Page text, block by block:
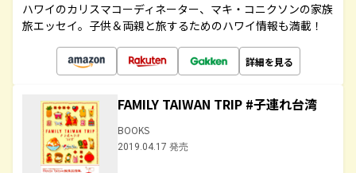
ハワイのカリスマコーディネーター、マキ・コニクソンの家族
旅エッセイ。子供＆両親と旅するためのハワイ情報も満載！
詳細を見る
FAMILY TAIWAN TRIP #子連れ台湾
BOOKS
2019.04.17 発売